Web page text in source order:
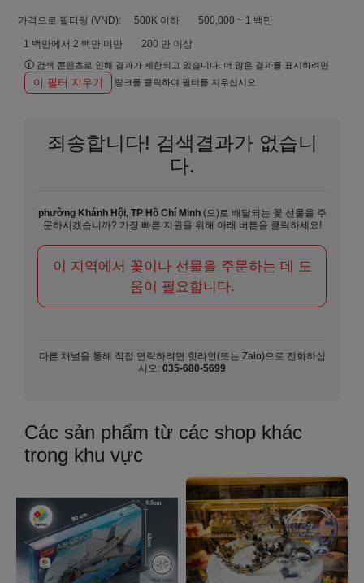
가격으로 필터링 (VND): 500K 이하 500,000 ~ 1 백만
1 백만에서 2 백만 미만 200 만 이상
검색 콘텐츠로 인해 결과가 제한되고 있습니다. 더 많은 결과를 표시하려면
이 필터 지우기 링크를 클릭하여 필터를 지우십시오.
죄송합니다! 검색결과가 없습니
다.
phường Khánh Hội, TP Hồ Chí Minh(으)로 배달되는 꽃 선물을 주
문하시겠습니까? 가장 빠른 지원을 위해 아래 버튼을 클릭하세요!
이 지역에서 꽃이나 선물을 주문하는 데 도
움이 필요합니다.
다른 채널을 통해 직접 연락하려면 핫라인(또는 Zalo)으로 전화하십
시오: 035-680-5699
Các sản phẩm từ các shop khác
trong khu vực